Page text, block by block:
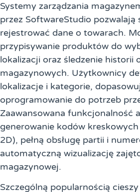
Systemy zarządzania
przez SoftwareStudio pozwalają
rejestrować dane o towarach.
przypisywanie produktów do
lokalizacji oraz śledzenie historii
magazynowych. Użytkownicy
lokalizacje i kategorie,
oprogramowanie do potrzeb
Zaawansowana funkcjonalność
generowanie kodów
2D), pełną obsługę partii i
automatyczną wizualizację
magazynowej.
Szczególną popularnością